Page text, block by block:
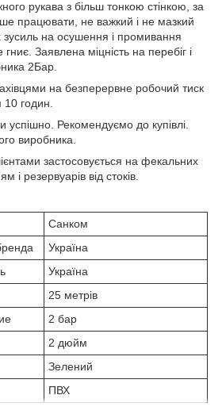
рукава з більш тонкою стінкою, за
працювати, не важкий і не мазкий
зусиль на осушення і промивання
Заявлена міцність на перебіг і
2Бар.
на безперервне робочий тиск
годин.
Рекомендуємо до купівлі.
виробника.
застосовується на фекальних
і резервуарів від стоків.
Санком
Україна
Україна
25 метрів
2 бар
2 дюйм
Зелений
ПВХ